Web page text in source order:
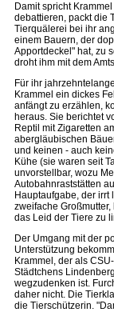
Damit spricht
debattieren, packt die
Tierquälerei bei ihr
einem Bauern, der
Apportdeckel" hat, zu
droht ihm mit dem
Für ihr
Krammel ein dickes
anfängt zu erzählen,
heraus. Sie berichtet
Reptil mit Zigaretten
abergläubischen
und keinen - auch
Kühe (sie waren seit
unvorstellbar, wozu
Autobahnraststätten
Hauptaufgabe, der
zweifache
das Leid der Tiere zu
Der Umgang mit der
Unterstützung
Krammel, der als
Städtchens
wegzudenken ist.
daher nicht. Die
die Tierschützerin.